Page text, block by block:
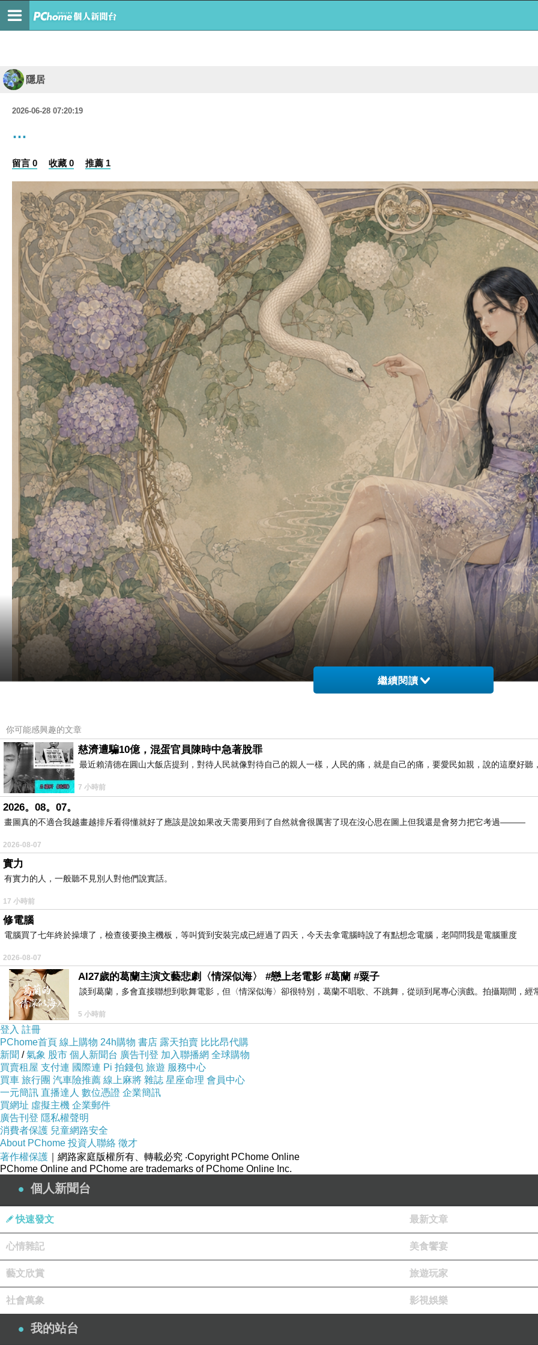
隱居
2026-06-28 07:20:19
…
留言 0 收藏 0 推薦 1
繼續閱讀
你可能感興趣的文章
慈濟遭騙10億，混蛋官員陳時中急著脫罪
最近賴清德在圓山大飯店提到，對待人民就像對待自己的親人一樣，人民的痛，就是自己的痛，要愛民如親，說的這麼好聽
7 小時前
2026。08。07。
畫圖真的不適合我越畫越排斥看得懂就好了應該是說如果改天需要用到了自然就會很厲害了現在沒心思在圖上但我還是會努力把它考過———
2026-08-07
實力
有實力的人，一般聽不見別人對他們說實話。
17 小時前
修電腦
電腦買了七年終於操壞了，檢查後要換主機板，等叫貨到安裝完成已經過了四天，今天去拿電腦時說了有點想念電腦，老闆問我是電腦重度
2026-08-07
AI27歲的葛蘭主演文藝悲劇〈情深似海〉 #戀上老電影 #葛蘭 #粟子
談到葛蘭，多會直接聯想到歌舞電影，但〈情深似海〉卻很特別，葛蘭不唱歌、不跳舞，從頭到尾專心演戲。拍攝期間，經
5 小時前
登入 註冊
PChome首頁 線上購物 24h購物 書店 露天拍賣 比比昂代購
新聞 /氣象 股市 個人新聞台 廣告刊登 加入聯播網 全球購物
買賣租屋 支付連 國際連 Pi 拍錢包 旅遊 服務中心
買車 旅行團 汽車險推薦 線上麻將 雜誌 星座命理 會員中心
一元簡訊 直播達人 數位憑證 企業簡訊
買網址 虛擬主機 企業郵件
廣告刊登 隱私權聲明
消費者保護 兒童網路安全
About PChome 投資人聯絡 徵才
著作權保護 ｜網路家庭版權所有、轉載必究 ‧Copyright PChome Online
PChome Online and PChome are trademarks of PChome Online Inc.
個人新聞台
快速發文 最新文章
心情雜記 美食饗宴
藝文欣賞 旅遊玩家
社會萬象 影視娛樂
我的站台